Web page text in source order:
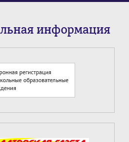
информация